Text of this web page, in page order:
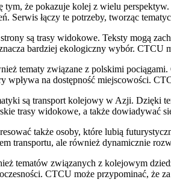
że pokazuje kolej z wielu
Serwis łączy te potrzeby, tworząc
są trasy widokowe. Teksty mogą
bardziej ekologiczny wybór. CTCU
tematy związane z polskimi
wpływa na dostępność miejscowości.
są transport kolejowy w Azji. Dzięki
trasy widokowe, a także dowiadywać
także osoby, które lubią
transportu, ale również dynamicznie
tematów związanych z kolejowym
CTCU może przypominać, że